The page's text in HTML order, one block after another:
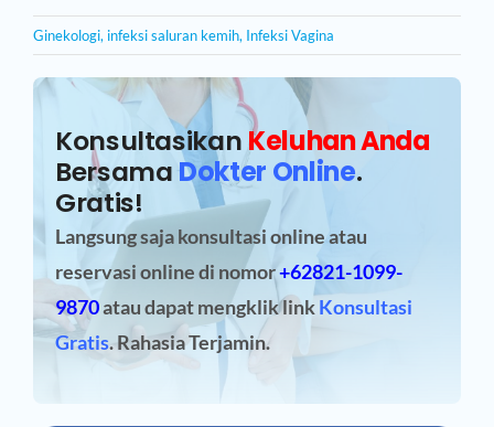
Ginekologi, infeksi saluran kemih, Infeksi Vagina
Konsultasikan Keluhan Anda
BersamaDokter Online.
Gratis!
Langsung saja konsultasi online atau
reservasi onlinedi nomor+62821-1099-
9870atau dapat mengklik linkKonsultasi
Gratis. Rahasia Terjamin.